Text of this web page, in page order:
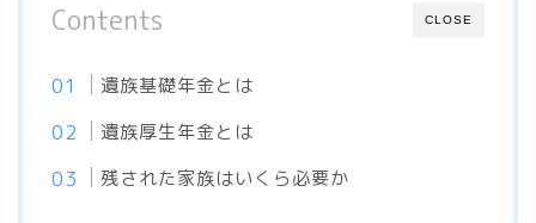
CLOSE
Contents
遺族基礎年金とは
遺族厚生年金とは
残された家族はいくら必要か